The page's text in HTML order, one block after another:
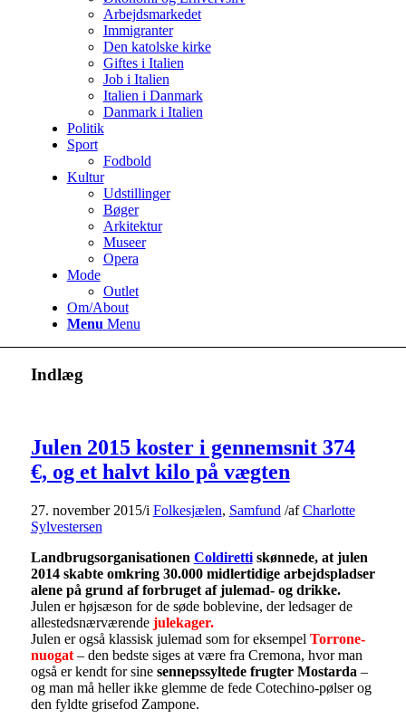
Arbejdsmarkedet
Immigranter
Den katolske kirke
Giftes i Italien
Job i Italien
Italien i Danmark
Danmark i Italien
Politik
Sport
Fodbold
Kultur
Udstillinger
Bøger
Arkitektur
Museer
Opera
Mode
Outlet
Om/About
Menu Menu
Indlæg
Julen 2015 koster i gennemsnit 374
€, og et halvt kilo på vægten
27. november 2015/i Folkesjælen, Samfund /afCharlotte
Sylvestersen
Landbrugsorganisationen Coldirettiskønnede, at julen
2014 skabte omkring 30.000 midlertidige arbejdspladser
alene på grund af forbruget af julemad- og drikke.
Julen er højsæson for de søde boblevine, der ledsager de
allestedsnærværende julekager.
Julen er også klassisk julemad som for eksempel Torrone-
nuogat– den bedste siges at være fra Cremona, hvor man
også er kendt for sine sennepssyltede frugter Mostarda –
og man må heller ikke glemme de fede Cotechino-pølser og
den fyldte grisefod Zampone.